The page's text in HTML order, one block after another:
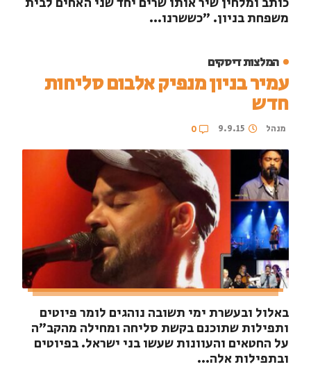
משפחת בניון. "כששרנו...
המלצות דיסקים
עמיר בניון מנפיק אלבום סליחות
חדש
מנהל 9.9.15
0
באלול ובעשרת ימי תשובה נוהגים לומר פיוטים
ותפילות שתוכנם בקשת סליחה ומחילה מהקב"ה
על החטאים והעוונות שעשו בני ישראל. בפיוטים
ובתפילות אלה...